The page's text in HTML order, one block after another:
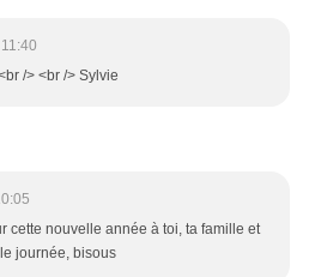
/> <br /> Sylvie
cette nouvelle année à toi, ta famille et
journée, bisous